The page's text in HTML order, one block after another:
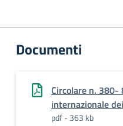
Documenti
Circolare n.
internazionale
pdf - 363 kb